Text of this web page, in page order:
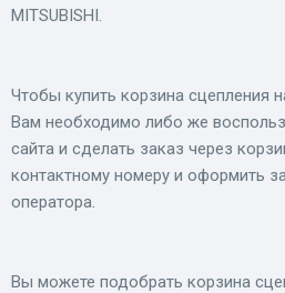
MITSUBISHI.
Чтобы купить корзина сцепления
Вам необходимо либо же
сайта и сделать заказ через
контактному номеру и оформить
оператора.
Вы можете подобрать корзина